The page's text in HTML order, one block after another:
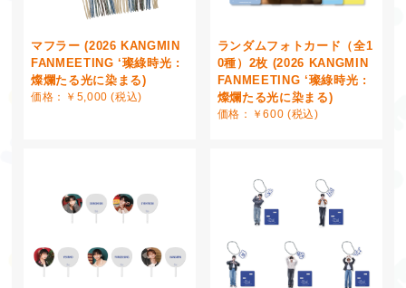
マフラー (2026 KANGMIN
FANMEETING ‘璨綠時光 :
燦爛たる光に染まる)
価格：￥5,000 (税込)
ランダムフォトカード（全1
0種）2枚 (2026 KANGMIN
FANMEETING ‘璨綠時光 :
燦爛たる光に染まる)
価格：￥600 (税込)